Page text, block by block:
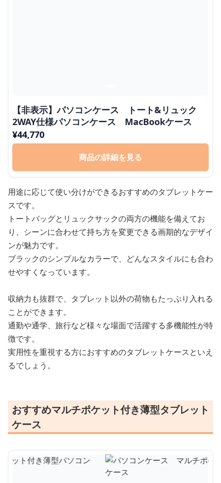
【非表示】パソコンケース トート&リュック
2WAY仕様パソコンケース MacBookケース
¥44,770
商品の詳細を見る
用途に応じて使い分けができるおすすめのタブレットケー
スです。
トートバッグとリュックサックの両方の機能を備えてお
り、シーンに合わせて持ち方を変更できる画期的なデザイ
ンが魅力です。
ブラックのシンプルなカラーで、どんなスタイルにも合わ
せやすくなっています。
収納力も抜群で、タブレット以外の荷物もたっぷり入れる
ことができます。
通勤や通学、旅行など様々な場面で活躍する多機能性が特
徴です。
実用性を重視する方におすすめのタブレットケースといえ
るでしょう。
おすすめマルチポケット付き薄型タブレット
ケース